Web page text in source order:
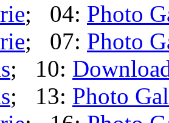
; 04: Photo
; 07: Photo
; 10:
; 13: Photo